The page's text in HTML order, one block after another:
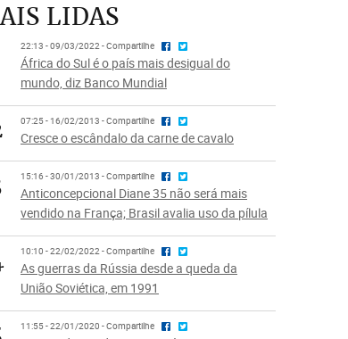
LIDAS
22:13 - 09/03/2022 - Compartilhe
África do Sul é o país mais desigual do
mundo, diz Banco Mundial
07:25 - 16/02/2013 - Compartilhe
Cresce o escândalo da carne de cavalo
15:16 - 30/01/2013 - Compartilhe
Anticoncepcional Diane 35 não será mais
vendido na França; Brasil avalia uso da pílula
10:10 - 22/02/2022 - Compartilhe
As guerras da Rússia desde a queda da
União Soviética, em 1991
11:55 - 22/01/2020 - Compartilhe